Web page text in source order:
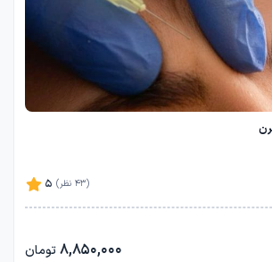
5
(43 نظر)
8,850,000تومان